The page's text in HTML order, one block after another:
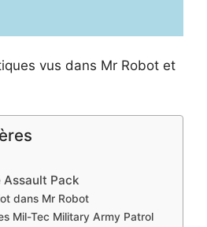
vus dans Mr Robot et
Pack
dans Mr Robot
Mil-Tec Military Army Patrol